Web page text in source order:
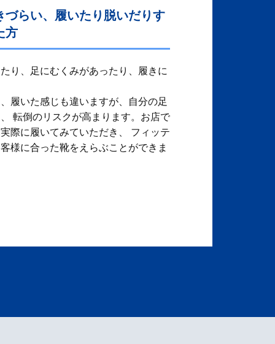
らい、履いたり脱いだりす
方
り、足にむくみがあったり、履きに
履いた感じも違いますが、自分の足
転倒のリスクが高まります。お店で
際に履いてみていただき、 フィッテ
様に合った靴をえらぶことができま